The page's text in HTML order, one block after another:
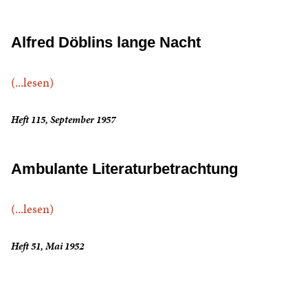
Alfred Döblins lange Nacht
(...lesen)
Heft 115, September 1957
Ambulante Literaturbetrachtung
(...lesen)
Heft 51, Mai 1952